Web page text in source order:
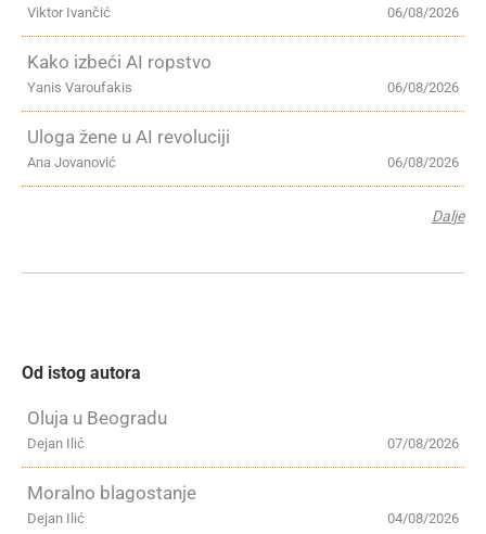
06/08/2026
Viktor Ivančić
Kako izbeći AI ropstvo
06/08/2026
Yanis Varoufakis
Uloga žene u AI revoluciji
06/08/2026
Ana Jovanović
Dalje
Od istog autora
Oluja u Beogradu
07/08/2026
Dejan Ilić
Moralno blagostanje
04/08/2026
Dejan Ilić